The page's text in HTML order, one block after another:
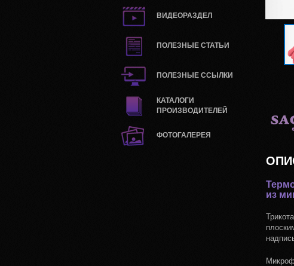
ВИДЕОРАЗДЕЛ
ПОЛЕЗНЫЕ СТАТЬИ
ПОЛЕЗНЫЕ ССЫЛКИ
КАТАЛОГИ
ПРОИЗВОДИТЕЛЕЙ
ФОТОГАЛЕРЕЯ
из